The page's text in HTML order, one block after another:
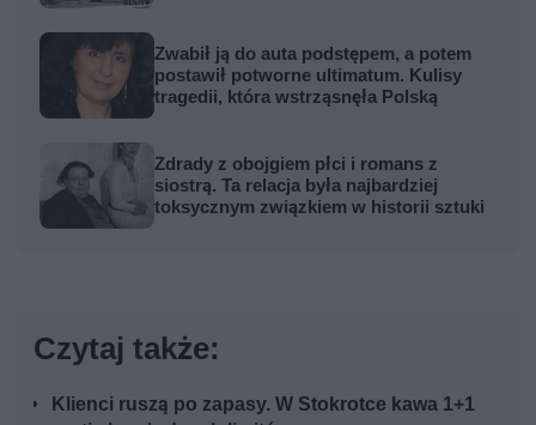
Zwabił ją do auta podstępem, a potem
postawił potworne ultimatum. Kulisy
tragedii, która wstrząsnęła Polską
Zdrady z obojgiem płci i romans z
siostrą. Ta relacja była najbardziej
toksycznym związkiem w historii sztuki
Czytaj także:
Klienci ruszą po zapasy. W Stokrotce kawa 1+1